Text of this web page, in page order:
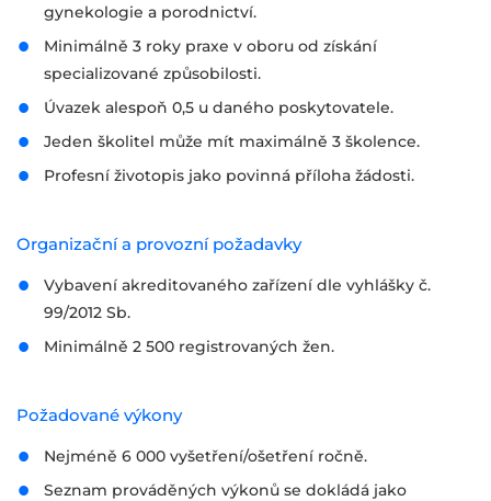
gynekologie a porodnictví.
Minimálně 3 roky praxe v oboru od získání
specializované způsobilosti.
Úvazek alespoň 0,5 u daného poskytovatele.
Jeden školitel může mít maximálně 3 školence.
Profesní životopis jako povinná příloha žádosti.
Organizační a provozní požadavky
Vybavení akreditovaného zařízení dle vyhlášky č.
99/2012 Sb.
Minimálně 2 500 registrovaných žen.
Požadované výkony
Nejméně 6 000 vyšetření/ošetření ročně.
Seznam prováděných výkonů se dokládá jako